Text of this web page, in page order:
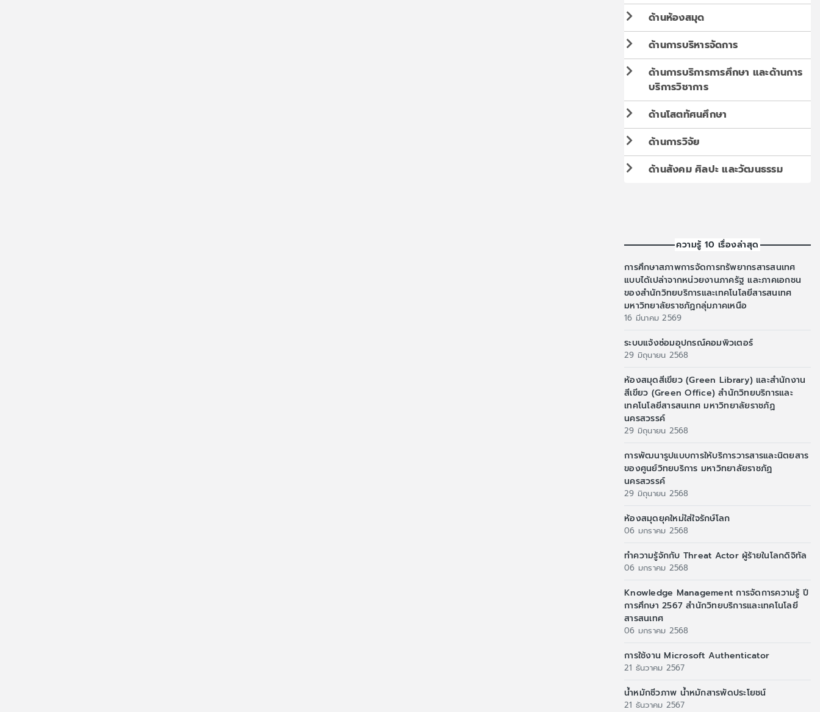
ด้านห้องสมุด
ด้านการบริหารจัดการ
ด้านการบริการการศึกษา และด้านการ
บริการวิชาการ
ด้านโสตทัศนศึกษา
ด้านการวิจัย
ด้านสังคม ศิลปะ และวัฒนธรรม
ความรู้ 10 เรื่องล่าสุด
การศึกษาสภาพการจัดการทรัพยากรสารสนเทศ
แบบได้เปล่าจากหน่วยงานภาครัฐ และภาคเอกชน
ของสำนักวิทยบริการและเทคโนโลยีสารสนเทศ
มหาวิทยาลัยราชภัฏกลุ่มภาคเหนือ
16 มีนาคม 2569
ระบบแจ้งซ่อมอุปกรณ์คอมพิวเตอร์
29 มิถุนายน 2568
ห้องสมุดสีเขียว (Green Library) และสำนักงาน
สีเขียว (Green Office) สำนักวิทยบริการและ
เทคโนโลยีสารสนเทศ มหาวิทยาลัยราชภัฏ
นครสวรรค์
29 มิถุนายน 2568
การพัฒนารูปแบบการให้บริการวารสารและนิตยสาร
ของศูนย์วิทยบริการ มหาวิทยาลัยราชภัฏ
นครสวรรค์
29 มิถุนายน 2568
ห้องสมุดยุคใหม่ใส่ใจรักษ์โลก
06 มกราคม 2568
ทำความรู้จักกับ Threat Actor ผู้ร้ายในโลกดิจิทัล
06 มกราคม 2568
Knowledge Management การจัดการความรู้ ปี
การศึกษา 2567 สำนักวิทยบริการและเทคโนโลยี
สารสนเทศ
06 มกราคม 2568
การใช้งาน Microsoft Authenticator
21 ธันวาคม 2567
น้ำหมักชีวภาพ น้ำหมักสารพัดประโยชน์
21 ธันวาคม 2567